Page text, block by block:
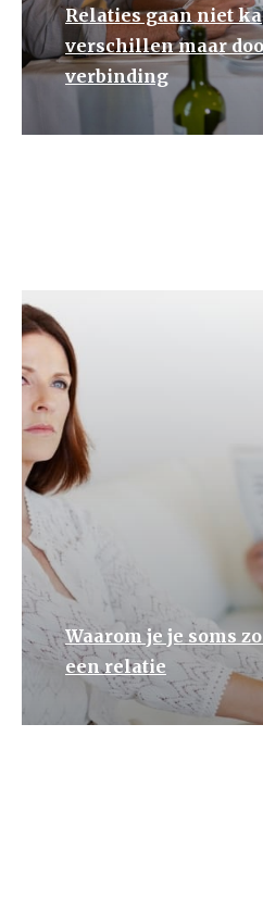
Relaties gaan niet
verschillen maar
verbinding
Waarom je je soms
een relatie
Terug naar het